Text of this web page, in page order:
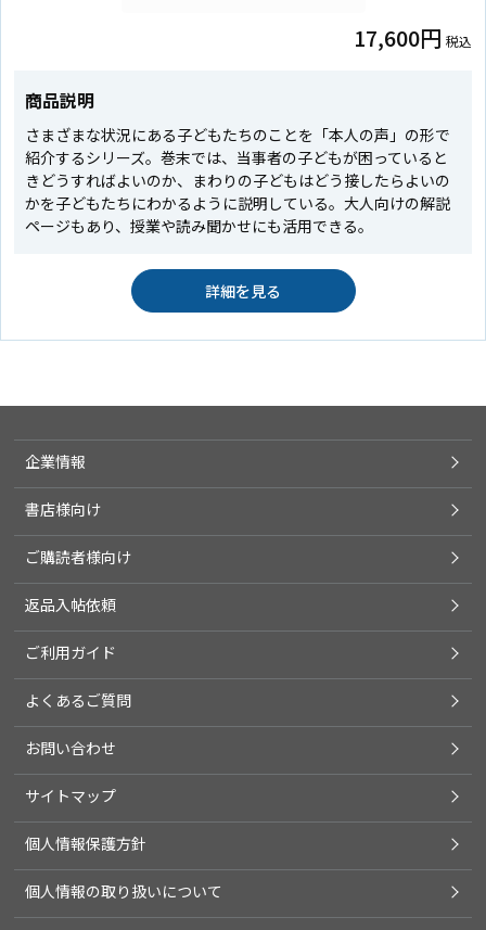
17,600円 税込
商品説明
さまざまな状況にある子どもたちのことを「本人の声」の形で
紹介するシリーズ。巻末では、当事者の子どもが困っていると
きどうすればよいのか、まわりの子どもはどう接したらよいの
かを子どもたちにわかるように説明している。大人向けの解説
ページもあり、授業や読み聞かせにも活用できる。
詳細を見る
企業情報
書店様向け
ご購読者様向け
返品入帖依頼
ご利用ガイド
よくあるご質問
お問い合わせ
サイトマップ
個人情報保護方針
個人情報の取り扱いについて